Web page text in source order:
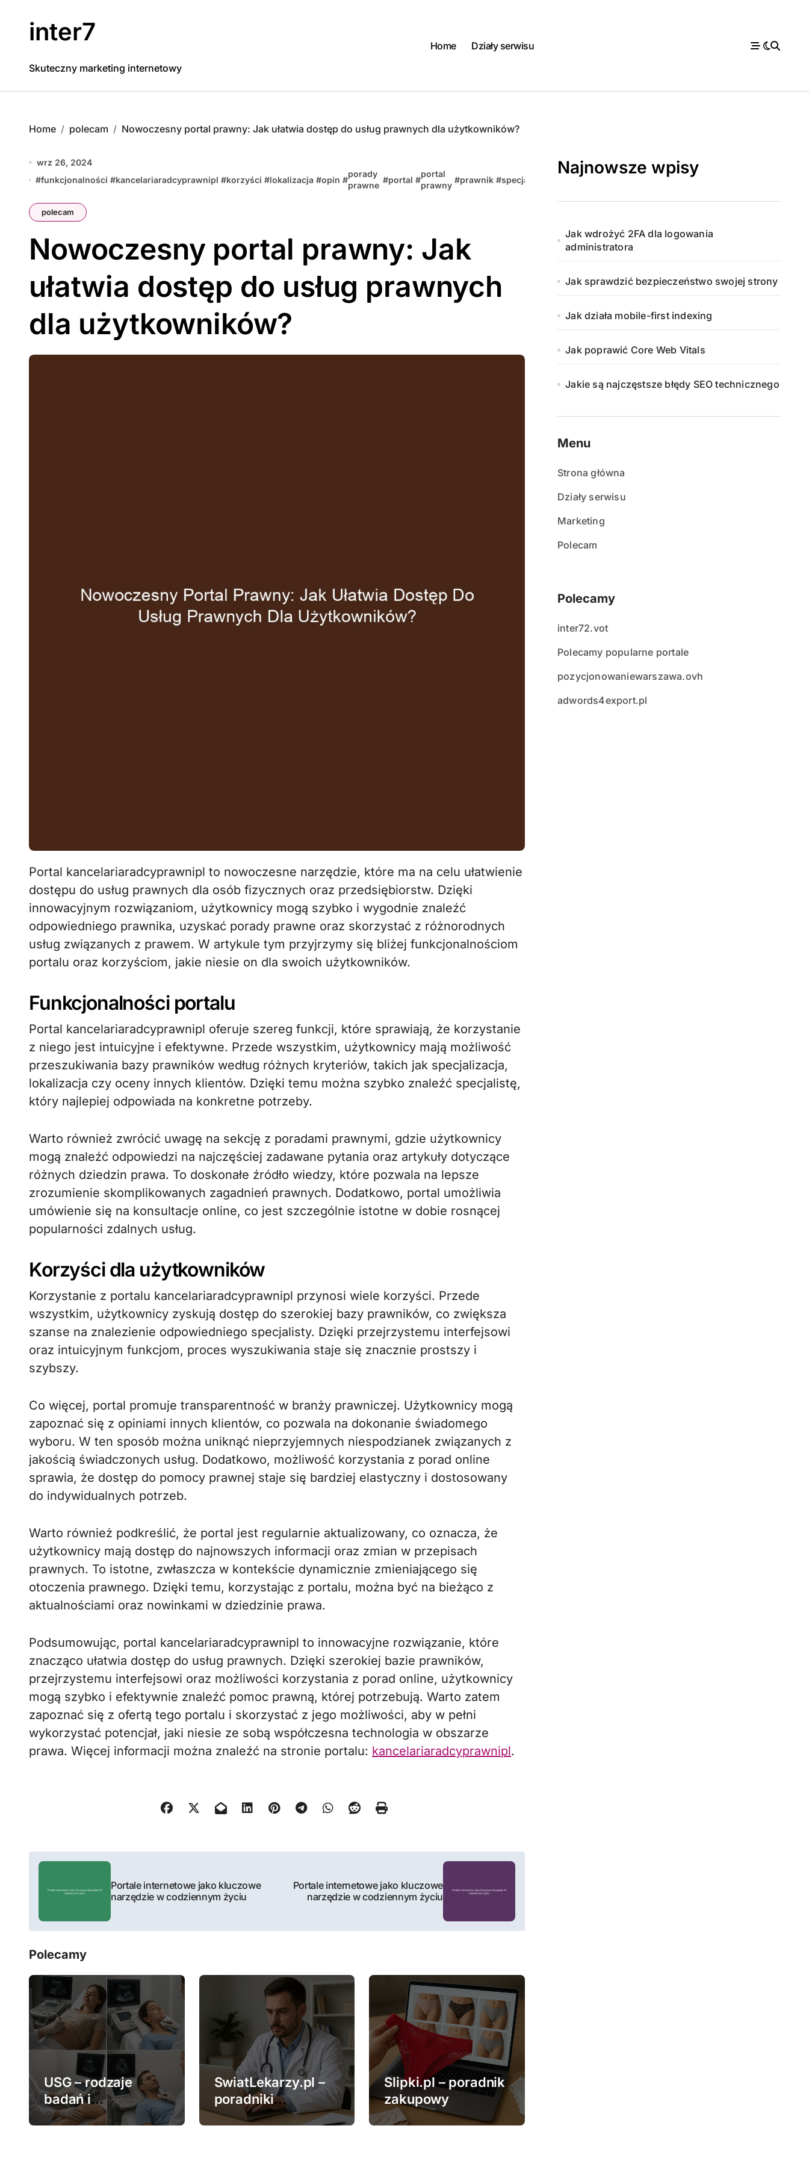
inter7
Skuteczny marketing internetowy
Home Działy serwisu
Home polecam Nowoczesny portal prawny: Jak ułatwia dostęp do usług prawnych dla użytkowników?
wrz 26, 2024
#funkcjonalności #kancelariaradcyprawnipl #korzyści #lokalizacja #opin #
porady
prawne
#portal #
portal
prawny
#prawnik #specjalizacja
polecam
Nowoczesny portal prawny: Jak
ułatwia dostęp do usług prawnych
dla użytkowników?
Portal kancelariaradcyprawnipl to nowoczesne narzędzie, które ma na celu ułatwienie
dostępu do usług prawnych dla osób fizycznych oraz przedsiębiorstw. Dzięki
innowacyjnym rozwiązaniom, użytkownicy mogą szybko i wygodnie znaleźć
odpowiedniego prawnika, uzyskać porady prawne oraz skorzystać z różnorodnych
usług związanych z prawem. W artykule tym przyjrzymy się bliżej funkcjonalnościom
portalu oraz korzyściom, jakie niesie on dla swoich użytkowników.
Funkcjonalności portalu
Portal kancelariaradcyprawnipl oferuje szereg funkcji, które sprawiają, że korzystanie
z niego jest intuicyjne i efektywne. Przede wszystkim, użytkownicy mają możliwość
przeszukiwania bazy prawników według różnych kryteriów, takich jak specjalizacja,
lokalizacja czy oceny innych klientów. Dzięki temu można szybko znaleźć specjalistę,
który najlepiej odpowiada na konkretne potrzeby.
Warto również zwrócić uwagę na sekcję z poradami prawnymi, gdzie użytkownicy
mogą znaleźć odpowiedzi na najczęściej zadawane pytania oraz artykuły dotyczące
różnych dziedzin prawa. To doskonałe źródło wiedzy, które pozwala na lepsze
zrozumienie skomplikowanych zagadnień prawnych. Dodatkowo, portal umożliwia
umówienie się na konsultacje online, co jest szczególnie istotne w dobie rosnącej
popularności zdalnych usług.
Korzyści dla użytkowników
Korzystanie z portalu kancelariaradcyprawnipl przynosi wiele korzyści. Przede
wszystkim, użytkownicy zyskują dostęp do szerokiej bazy prawników, co zwiększa
szanse na znalezienie odpowiedniego specjalisty. Dzięki przejrzystemu interfejsowi
oraz intuicyjnym funkcjom, proces wyszukiwania staje się znacznie prostszy i
szybszy.
Co więcej, portal promuje transparentność w branży prawniczej. Użytkownicy mogą
zapoznać się z opiniami innych klientów, co pozwala na dokonanie świadomego
wyboru. W ten sposób można uniknąć nieprzyjemnych niespodzianek związanych z
jakością świadczonych usług. Dodatkowo, możliwość korzystania z porad online
sprawia, że dostęp do pomocy prawnej staje się bardziej elastyczny i dostosowany
do indywidualnych potrzeb.
Warto również podkreślić, że portal jest regularnie aktualizowany, co oznacza, że
użytkownicy mają dostęp do najnowszych informacji oraz zmian w przepisach
prawnych. To istotne, zwłaszcza w kontekście dynamicznie zmieniającego się
otoczenia prawnego. Dzięki temu, korzystając z portalu, można być na bieżąco z
aktualnościami oraz nowinkami w dziedzinie prawa.
Podsumowując, portal kancelariaradcyprawnipl to innowacyjne rozwiązanie, które
znacząco ułatwia dostęp do usług prawnych. Dzięki szerokiej bazie prawników,
przejrzystemu interfejsowi oraz możliwości korzystania z porad online, użytkownicy
mogą szybko i efektywnie znaleźć pomoc prawną, której potrzebują. Warto zatem
zapoznać się z ofertą tego portalu i skorzystać z jego możliwości, aby w pełni
wykorzystać potencjał, jaki niesie ze sobą współczesna technologia w obszarze
prawa. Więcej informacji można znaleźć na stronie portalu: kancelariaradcyprawnipl.
N
w
i
g
a
c
w
p
Portale internetowe jako kluczowe
narzędzie w codziennym życiu
Portale internetowe jako kluczowe
narzędzie w codziennym życiu
Polecamy
USG – rodzaje
badań i
zastosowanie
SwiatLekarzy.pl –
poradniki
medyczne
Slipki.pl – poradnik
zakupowy
Najnowsze wpisy
Jak wdrożyć 2FA dla logowania
administratora
Jak sprawdzić bezpieczeństwo swojej strony
Jak działa mobile-first indexing
Jak poprawić Core Web Vitals
Jakie są najczęstsze błędy SEO technicznego
Menu
Strona główna
Działy serwisu
Marketing
Polecam
Polecamy
inter72.vot
Polecamy popularne portale
pozycjonowaniewarszawa.ovh
adwords4export.pl